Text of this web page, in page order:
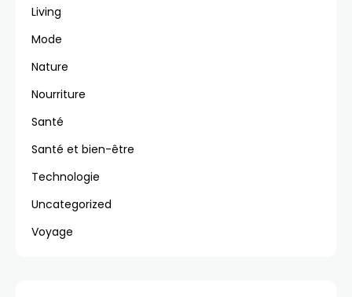
Living
Mode
Nature
Nourriture
Santé
Santé et bien-être
Technologie
Uncategorized
Voyage